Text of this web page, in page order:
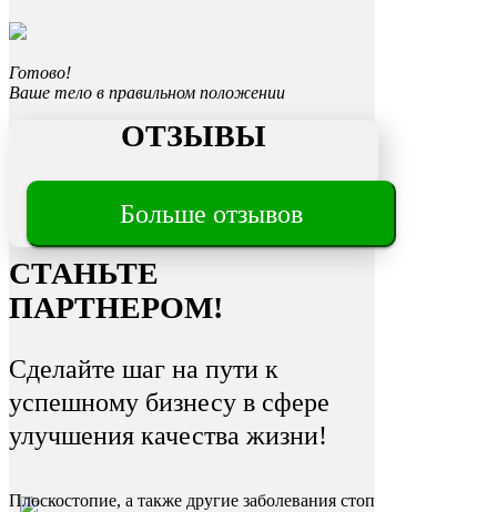
Трещины
на пятках
Готово!
Ваше тело в правильном положении
ОТЗЫВЫ
Больше отзывов
СТАНЬТЕ
ПАРТНЕРОМ!
Сделайте шаг на пути к
успешному бизнесу в сфере
улучшения качества жизни!
Плоскостопие, а также другие заболевания стоп